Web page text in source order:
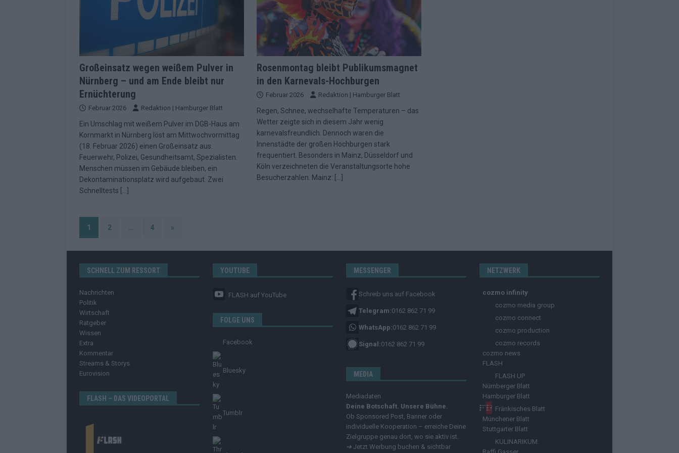
Großeinsatz wegen weißem Pulver in
Nürnberg – und am Ende bleibt nur
Ernüchterung
Februar 2026 Redaktion | Hamburger Blatt
Ein Umschlag mit weißem Pulver im DGB-Haus am
Kornmarkt in Nürnberg löst am Mittwochvormittag
(18. Februar 2026) einen Großeinsatz aus.
Feuerwehr, Polizei, Gesundheitsamt, Spezialisten.
Menschen müssen im Gebäude bleiben, ein
Dekontaminationsplatz wird aufgebaut. Zwei
Schnelltests
Rosenmontag bleibt Publikumsmagnet
in den Karnevals-Hochburgen
Februar 2026 Redaktion | Hamburger Blatt
Regen, Schnee, wechselhafte Temperaturen – das
Wetter zeigte sich in diesem Jahr wenig
karnevalsfreundlich. Dennoch waren die
Innenstädte der großen Hochburgen stark
frequentiert. Besonders in Mainz, Düsseldorf und
Köln verzeichneten die Veranstaltungsorte hohe
Besucherzahlen. Mainz:
1 2 4 »
SCHNELL ZUM RESSORT
Nachrichten
Politik
Wirtschaft
Ratgeber
Wissen
Extra
Kommentar
Streams & Storys
Eurovision
FLASH – DAS VIDEOPORTAL
YOUTUBE
FLASH auf YouTube
FOLGE UNS
Facebook
Bluesky
Tumblr
MESSENGER
Schreib uns auf Facebook
Telegram:0162 862 71 99
WhatsApp:0162 862 71 99
Signal:0162 862 71 99
MEDIA
Mediadaten
Deine Botschaft. Unsere Bühne.
Ob Sponsored Post, Banner oder
individuelle Kooperation – erreiche Deine
Zielgruppe genau dort, wo sie aktiv ist.
➔ Jetzt Werbung buchen & sichtbar
NETZWERK
cozmo infinity
cozmo media group
cozmo connect
cozmo production
cozmo records
cozmo news
FLASH
FLASH UP
Nürnberger Blatt
Hamburger Blatt
Fränkisches Blatt
Münchener Blatt
Stuttgarter Blatt
KULINARIKUM.